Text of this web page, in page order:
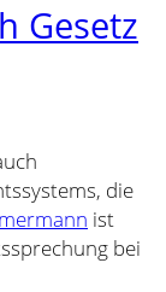
Gesetz
die
ist
bei